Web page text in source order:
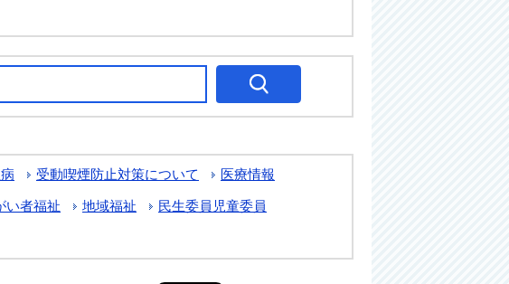
受動喫煙防止対策について 医療情報
い者福祉 地域福祉 民生委員児童委員